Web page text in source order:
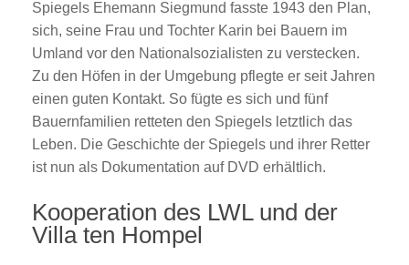
Spiegels Ehemann Siegmund fasste 1943 den Plan,
sich, seine Frau und Tochter Karin bei Bauern im
Umland vor den Nationalsozialisten zu verstecken.
Zu den Höfen in der Umgebung pflegte er seit Jahren
einen guten Kontakt. So fügte es sich und fünf
Bauernfamilien retteten den Spiegels letztlich das
Leben. Die Geschichte der Spiegels und ihrer Retter
ist nun als Dokumentation auf DVD erhältlich.
Kooperation des LWL und der
Villa ten Hompel